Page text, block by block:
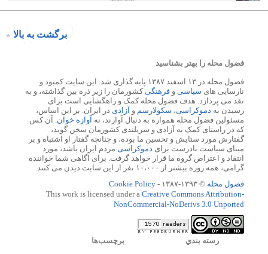
برگشت به بالا
فضول محله را بهتر بشناسید
فضول محله در ۱۳ اسفند ۱۳۸۷ پایه گذاری شد. این سایت کمبود و
نارسایی های سیاسی و فرهنگیکشورمان را زیر ذره بین گذاشته، و به
نقد می پردازد. هدف فضول محله کمک و راهگشایی است برای
رسیدن به دموکراسی، سکولارسم و آزادی در ایران. بر این اساس،
مسئولین فضول محله همواره به دنبال آوازند، نه آوازه خوان. آن کس
که در راستای کمک به آزادی و سربلندی کشورمان سخن گوید،
گفتارش مورد ستایش و تحسین ما بوده، و چنانچه گفتار او اشتباه و بر
مبنای سیاست نادرست برای دموکراسی مردم ایران باشد، مورد
انتقاد و اعتراض گروه ما قرار خواهد گرفت. برای آگاهی شما خواننده
گرامی، همه روزه بیشتر از ۱۰،۰۰۰ نفر از این سایت دیدن می کنند.
فضول محله © ۱۳۹۳-۱۳۸۷ -
Cookie Policy
This work is licensed under a Creative Commons Attribution-
NonCommercial-NoDerivs 3.0 Unported
رسته بندي برچسب‌ها